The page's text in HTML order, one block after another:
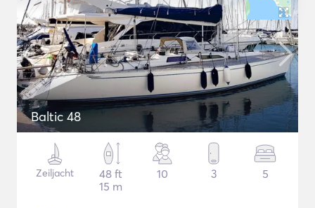
Baltic 48
Zeiljacht
48 ft
15 m
10 3 5